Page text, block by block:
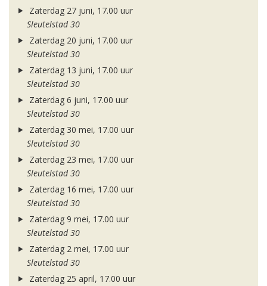
Zaterdag 27 juni, 17.00 uur
Sleutelstad 30
Zaterdag 20 juni, 17.00 uur
Sleutelstad 30
Zaterdag 13 juni, 17.00 uur
Sleutelstad 30
Zaterdag 6 juni, 17.00 uur
Sleutelstad 30
Zaterdag 30 mei, 17.00 uur
Sleutelstad 30
Zaterdag 23 mei, 17.00 uur
Sleutelstad 30
Zaterdag 16 mei, 17.00 uur
Sleutelstad 30
Zaterdag 9 mei, 17.00 uur
Sleutelstad 30
Zaterdag 2 mei, 17.00 uur
Sleutelstad 30
Zaterdag 25 april, 17.00 uur